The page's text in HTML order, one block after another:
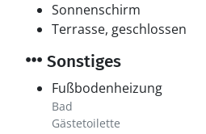
Sonnenschirm
Terrasse, geschlossen
Sonstiges
Fußbodenheizung
Bad
Gästetoilette